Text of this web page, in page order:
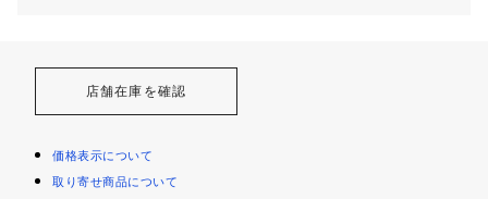
店舗在庫を確認
価格表示について
取り寄せ商品について